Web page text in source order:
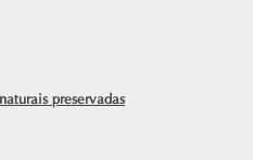
preservadas